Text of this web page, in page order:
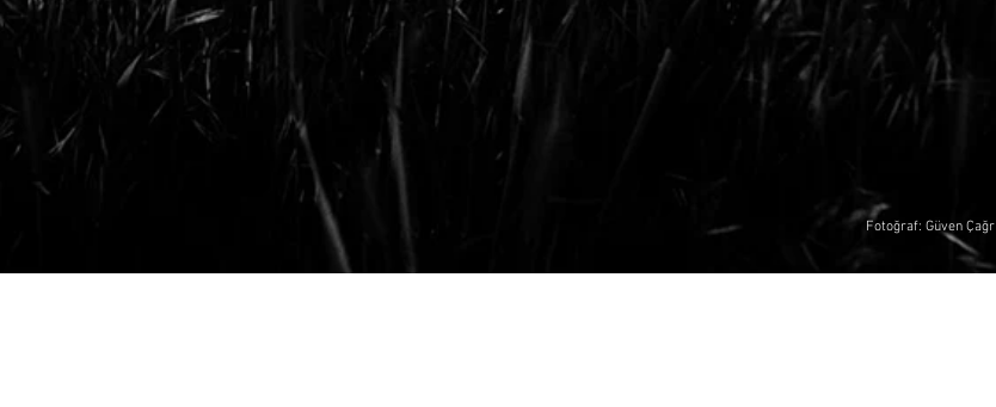
Fotoğraf: Güven